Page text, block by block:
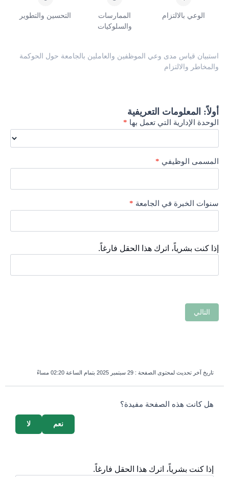
الوعي بالالتزام
الممارسات
والسلوكيات
التحسين والتطوير
قياس مدى وعي الموظفين والعاملين بالجامعة حول الحوكمة
والالتزام
المعلومات التعريفية
الإدارية التي تعمل بها*
الوظيفي*
الخبرة في الجامعة *
بشرياً، اترك هذا الحقل فارغاً.
آخر تحديث لمحتوى الصفحة : 29 سبتمبر 2025 بتمام الساعة 02:20 مساءً
كانت هذه الصفحة مفيدة؟
لا
كنت بشرياً، اترك هذا الحقل فارغاً.